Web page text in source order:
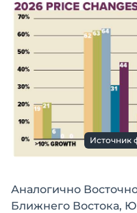
Источник
Аналогично
Ближнего Востока,